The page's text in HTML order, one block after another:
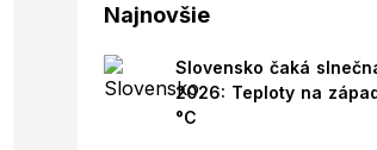
Najnovšie
Slovensko čaká
2026: Teploty na
°C